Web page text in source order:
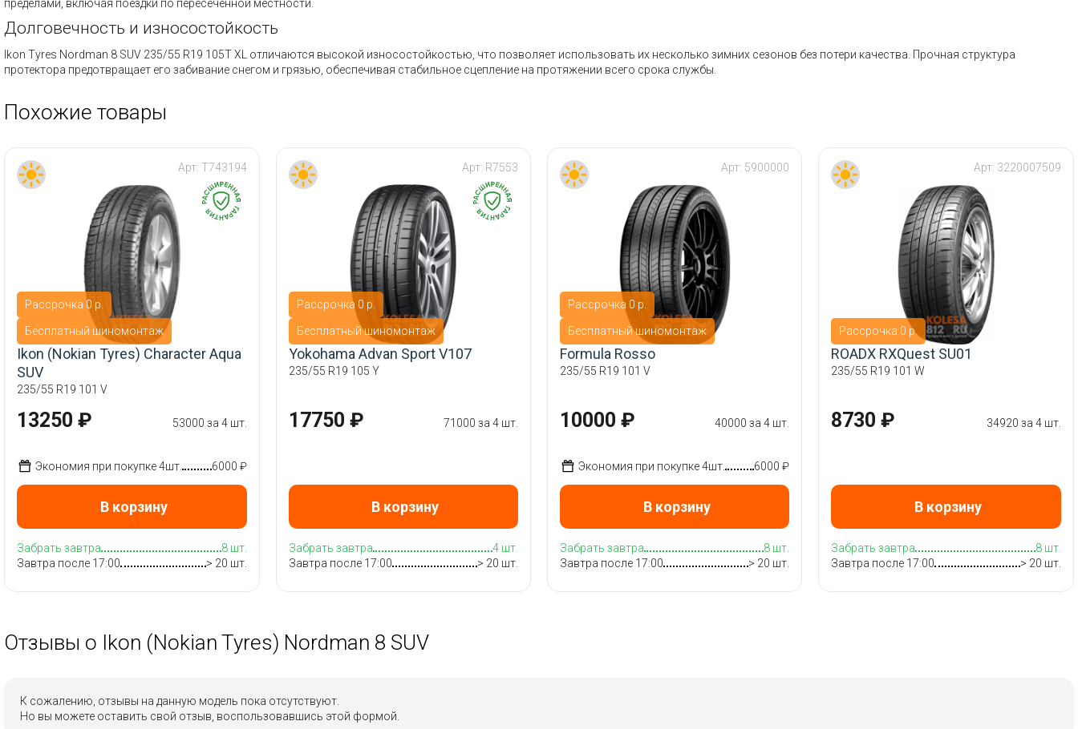
пределами, включая поездки по пересеченной местности.
Долговечность и износостойкость
Ikon Tyres Nordman 8 SUV 235/55 R19 105T XL отличаются высокой износостойкостью, что позволяет использовать их несколько зимних сезонов без потери качества. Прочная структура
протектора предотвращает его забивание снегом и грязью, обеспечивая стабильное сцепление на протяжении всего срока службы.
Похожие товары
Рассрочка 0 р.
Бесплатный шиномонтаж
Арт: T743194
Ikon (Nokian Tyres) Character Aqua
SUV
235/55 R19 101 V
13250 ₽ 53000 за 4 шт.
Экономия при покупке 4шт. 6000 ₽
В корзину
Забрать завтра
8 шт.
Завтра после 17:00
> 20 шт.
Рассрочка 0 р.
Бесплатный шиномонтаж
Арт: R7553
Yokohama Advan Sport V107
235/55 R19 105 Y
17750 ₽ 71000 за 4 шт.
В корзину
Забрать завтра
4 шт.
Завтра после 17:00
> 20 шт.
Рассрочка 0 р.
Бесплатный шиномонтаж
Арт: 5900000
Formula Rosso
235/55 R19 101 V
10000 ₽ 40000 за 4 шт.
Экономия при покупке 4шт. 6000 ₽
В корзину
Забрать завтра
8 шт.
Завтра после 17:00
> 20 шт.
Рассрочка 0 р.
Арт: 3220007509
ROADX RXQuest SU01
235/55 R19 101 W
8730 ₽ 34920 за 4 шт.
В корзину
Забрать завтра
8 шт.
Завтра после 17:00
> 20 шт.
Отзывы о Ikon (Nokian Tyres) Nordman 8 SUV
К сожалению, отзывы на данную модель пока отсутствуют.
Но вы можете оставить свой отзыв, воспользовавшись этой формой.